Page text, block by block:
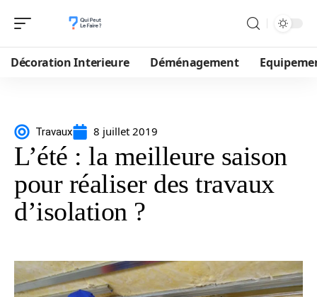
Décoration Interieure Déménagement
Travaux 8 juillet 2019
L’été : la meilleure saison
pour réaliser des travaux
d’isolation ?